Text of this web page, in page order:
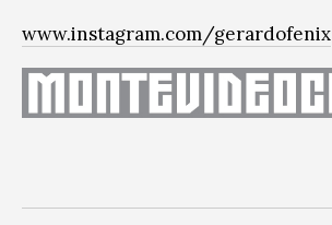
www.instagram.com/gerardofenix